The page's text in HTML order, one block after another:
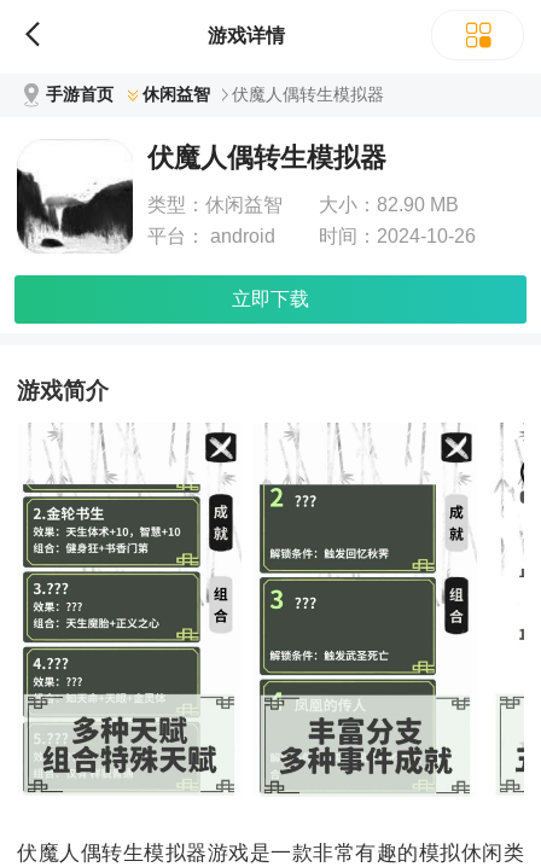
游戏详情
手游首页 休闲益智 伏魔人偶转生模拟器
伏魔人偶转生模拟器
类型： 休闲益智 大小：82.90 MB
平台：
android 时间： 2024-10-26
立即下载
游戏简介
伏魔人偶转生模拟器游戏是一款非常有趣的模拟休闲类